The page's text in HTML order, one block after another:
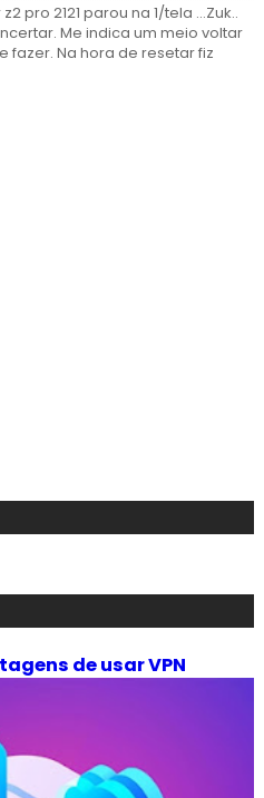
pro 2121 parou na 1/tela ...Zuk..
Me indica um meio voltar
fazer. Na hora de resetar fiz
de usar VPN